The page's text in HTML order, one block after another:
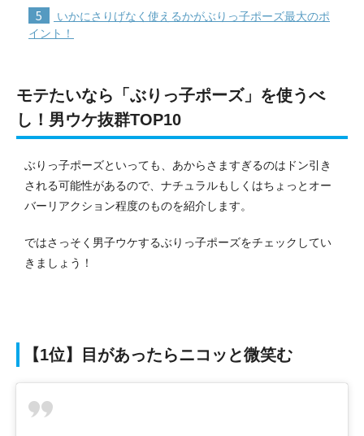
5
いかにさりげなく使えるかがぶりっ子ポーズ最大のポ
イント！
モテたいなら「ぶりっ子ポーズ」を使うべ
し！男ウケ抜群TOP10
ぶりっ子ポーズといっても、あからさますぎるのはドン引き
される可能性があるので、ナチュラルもしくはちょっとオー
バーリアクション程度のものを紹介します。
ではさっそく男子ウケするぶりっ子ポーズをチェックしてい
きましょう！
【1位】目があったらニコッと微笑む